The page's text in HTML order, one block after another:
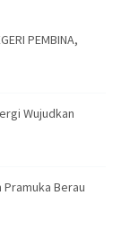
PEMBINA,
Wujudkan
Berau